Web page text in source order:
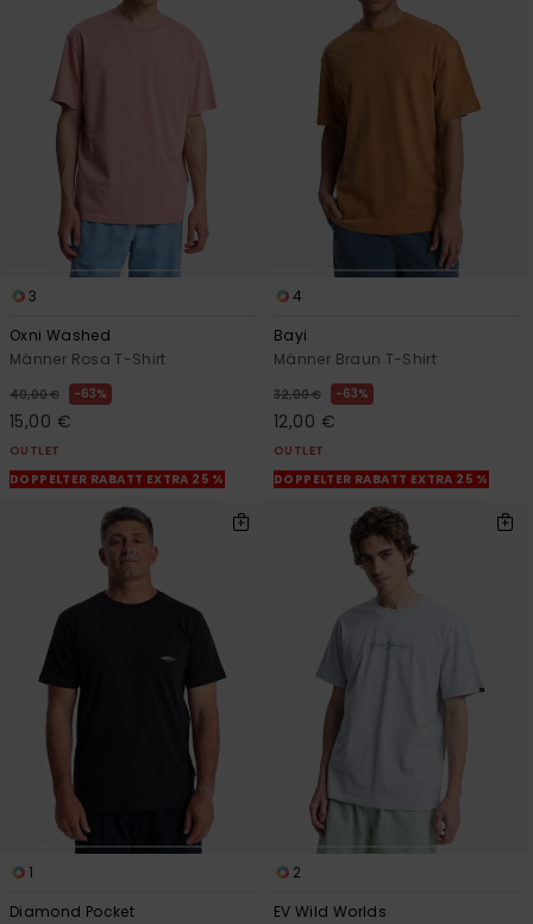
3
Oxni Washed
Männer Rosa T-Shirt
40,00 € 63%
15,00 €
OUTLET
DOPPELTER RABATT EXTRA 25 %
4
Bayi
Männer Braun T-Shirt
32,00 € 63%
12,00 €
OUTLET
DOPPELTER RABATT EXTRA 25 %
1
Diamond Pocket
2
EV Wild Worlds